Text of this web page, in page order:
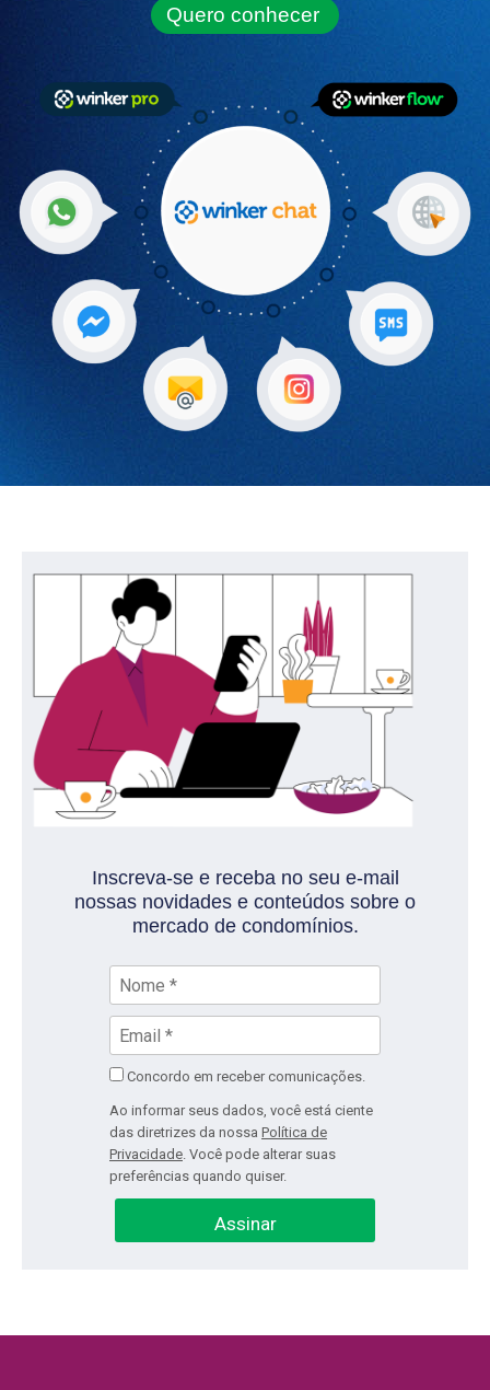
Quero conhecer
Inscreva-se e receba no seu e-mail
nossas novidades e conteúdos sobre o
mercado de condomínios.
Concordo em receber comunicações.
Ao informar seus dados, você está ciente
das diretrizes da nossa Política de
Privacidade . Você pode alterar suas
preferências quando quiser.
Assinar